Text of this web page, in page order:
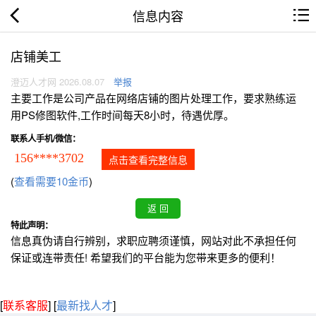
信息内容
店铺美工
澄迈人才网 2026.08.07 举报
主要工作是公司产品在网络店铺的图片处理工作，要求熟练运
用PS修图软件,工作时间每天8小时，待遇优厚。
联系人手机/微信：
156****3702 点击查看完整信息
(查看需要10金币)
特此声明：
信息真伪请自行辨别，求职应聘须谨慎，网站对此不承担任何
保证或连带责任! 希望我们的平台能为您带来更多的便利！
[联系客服] [最新找人才]